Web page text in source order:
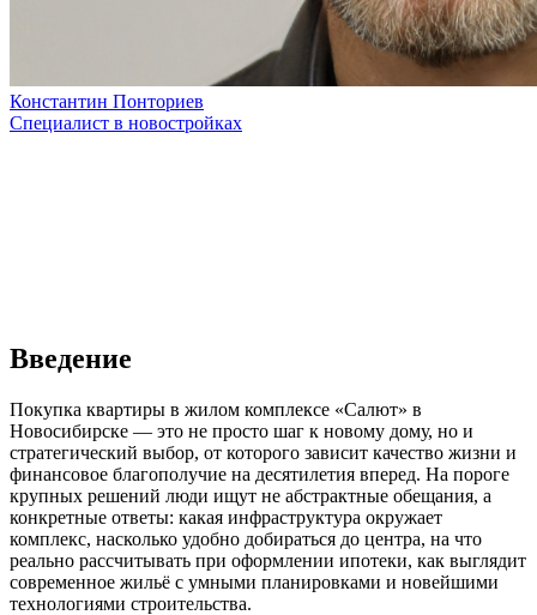
Константин Понториев
Специалист в новостройках
Введение
Покупка квартиры в жилом комплексе «Салют» в
Новосибирске — это не просто шаг к новому дому, но и
стратегический выбор, от которого зависит качество жизни и
финансовое благополучие на десятилетия вперед. На пороге
крупных решений люди ищут не абстрактные обещания, а
конкретные ответы: какая инфраструктура окружает
комплекс, насколько удобно добираться до центра, на что
реально рассчитывать при оформлении ипотеки, как выглядит
современное жильё с умными планировками и новейшими
технологиями строительства.